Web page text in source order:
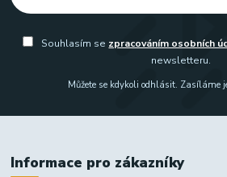
Souhlasím se zpracováním osobních
newsletteru.
Můžete se kdykoli odhlásit. Zasíláme
Informace pro zákazníky